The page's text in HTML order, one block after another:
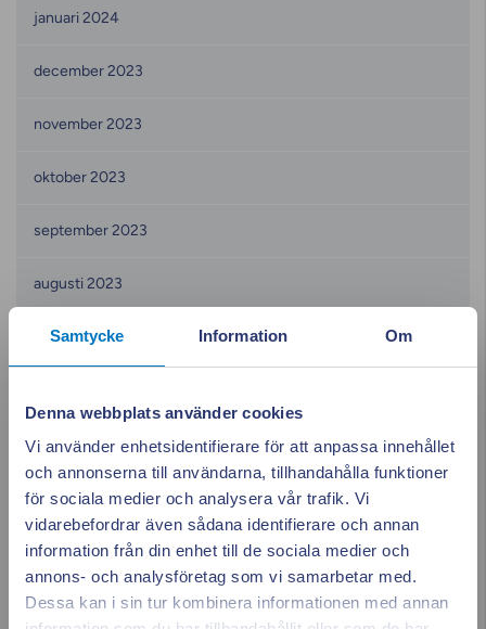
Samtycke Information Om
Denna webbplats använder cookies
Vi använder enhetsidentifierare för att anpassa innehållet
och annonserna till användarna, tillhandahålla funktioner
för sociala medier och analysera vår trafik. Vi
vidarebefordrar även sådana identifierare och annan
information från din enhet till de sociala medier och
annons- och analysföretag som vi samarbetar med.
Dessa kan i sin tur kombinera informationen med annan
januari 2024
december 2023
november 2023
oktober 2023
september 2023
augusti 2023
juni 2023
april 2023
mars 2023
februari 2023
januari 2023